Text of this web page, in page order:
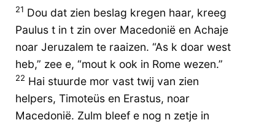
21 Dou dat zien beslag kregen haar, kreeg
Paulus t in t zin over Macedonië en Achaje
noar Jeruzalem te raaizen. “As k doar west
heb,” zee e, “mout k ook in Rome wezen.”
22 Hai stuurde mor vast twij van zien
helpers, Timoteüs en Erastus, noar
Macedonië. Zulm bleef e nog n zetje in